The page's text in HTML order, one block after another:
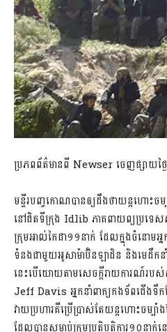
ប្រភពព័ត៌មានពី Newser ចេញផ្សាយថ្ង
មន្ទីរបញ្ចកោណបានឲ្យដឹងថាយន្តហោះច
នៅជិតទីក្រុង Idlib ភាគពាយព្យប្រទេស
ក្រុមអាល់កៃដា១១នាក់​ ដែលក្នុងចំនោមអ្ន
ទំនងជាមួយអូសាម៉ាប៊ិនឡាដិន និងមេដឹកន
នេះបើយោយតាមសេចក្តីរាយការណ៍រប
Jeff Davis អ្នកនាំពាក្យកងទ័ពជើងទឹកថ្
វាយប្រហារគឺប្រើប្រាស់តែយន្តហោះចម្បាំ
ដែលបានសម្លាប់ក្រុមប្រតិបត្តិការ១០នាក់